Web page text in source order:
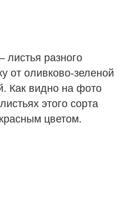
листья разного
от оливково-зеленой
Как видно на фото
этого сорта
цветом.